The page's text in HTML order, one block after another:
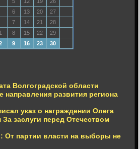
6 13 20
27
7 14 21
28
1 8 15 22
29
9 16 23 30
Волгоградской области
развития региона
указ о награждении Олега
заслуги перед Отечеством
От партии власти на выборы не